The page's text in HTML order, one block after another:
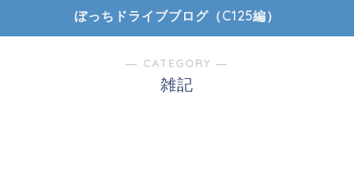
ぼっちドライブブログ（C125編）
― CATEGORY ―
雑記